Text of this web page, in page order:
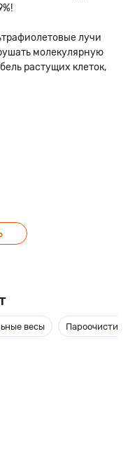
лучи
молекулярную
растущих клеток,
весы